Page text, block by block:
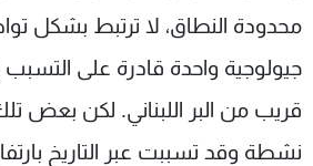
محدودة النطاق، لا ترتبط بشكل
جيولوجية واحدة قادرة على
قريب من البر اللبناني. لكن بعض
نشطة وقد تسببت عبر التاريخ